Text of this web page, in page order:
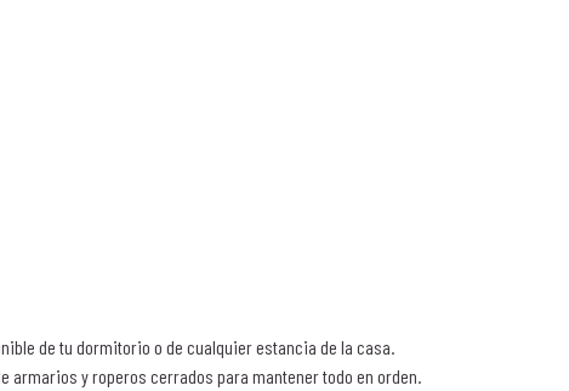
de tu dormitorio o de cualquier estancia de la casa.
armarios y roperos cerrados para mantener todo en orden.